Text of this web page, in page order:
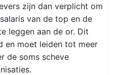
zijn dan verplicht om
van de top en de
leggen aan de or. Dit
en moet leiden tot meer
de soms scheve